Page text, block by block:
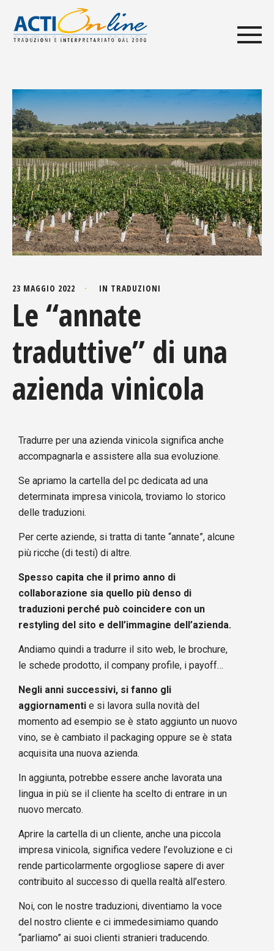
23 MAGGIO 2022 IN TRADUZIONI
Le “annate
traduttive” di una
azienda vinicola
Tradurre per una azienda vinicola significa anche
accompagnarla e assistere alla sua evoluzione.
Se apriamo la cartella del pc dedicata ad una
determinata impresa vinicola, troviamo lo storico
delle traduzioni.
Per certe aziende, si tratta di tante “annate”, alcune
più ricche (di testi) di altre.
Spesso capita che il primo anno di
collaborazione sia quello più denso di
traduzioni perché può coincidere con un
restyling del sito e dell’immagine dell’azienda.
Andiamo quindi a tradurre il sito web, le brochure,
le schede prodotto, il company profile, i payoff…
Negli anni successivi, si fanno gli
aggiornamenti e si lavora sulla novità del
momento ad esempio se è stato aggiunto un nuovo
vino, se è cambiato il packaging oppure se è stata
acquisita una nuova azienda.
In aggiunta, potrebbe essere anche lavorata una
lingua in più se il cliente ha scelto di entrare in un
nuovo mercato.
Aprire la cartella di un cliente, anche una piccola
impresa vinicola, significa vedere l’evoluzione e ci
rende particolarmente orgogliose sapere di aver
contribuito al successo di quella realtà all’estero.
Noi, con le nostre traduzioni, diventiamo la voce
del nostro cliente e ci immedesimiamo quando
“parliamo” ai suoi clienti stranieri traducendo.